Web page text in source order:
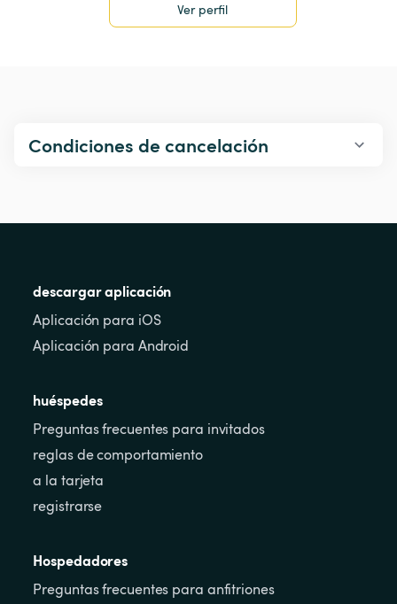
Ver perfil
Condiciones de cancelación
descargar aplicación
Aplicación para iOS
Aplicación para Android
huéspedes
Preguntas frecuentes para invitados
reglas de comportamiento
a la tarjeta
registrarse
Hospedadores
Preguntas frecuentes para anfitriones